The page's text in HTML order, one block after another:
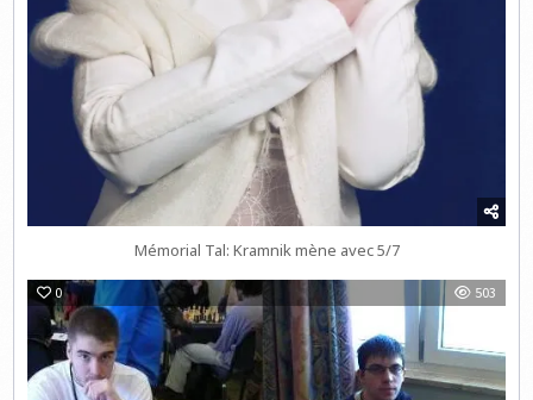
Mémorial Tal: Kramnik mène avec 5/7
0 503